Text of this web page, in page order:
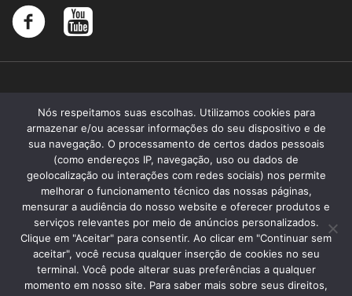
Santa Memória 2019 - Todos os direitos reservados
Nós respeitamos suas escolhas. Utilizamos cookies para
armazenar e/ou acessar informações do seu dispositivo e de
sua navegação. O processamento de certos dados pessoais
(como endereços IP, navegação, uso ou dados de
geolocalização ou interações com redes sociais) nos permite
melhorar o funcionamento técnico das nossas páginas,
mensurar a audiência do nosso website e oferecer produtos e
serviços relevantes por meio de anúncios personalizados.
Clique em "Aceitar" para consentir. Ao clicar em "Continuar sem
aceitar", você recusa qualquer inserção de cookies no seu
terminal. Você pode alterar suas preferências a qualquer
momento em nosso site. Para saber mais sobre seus direitos,